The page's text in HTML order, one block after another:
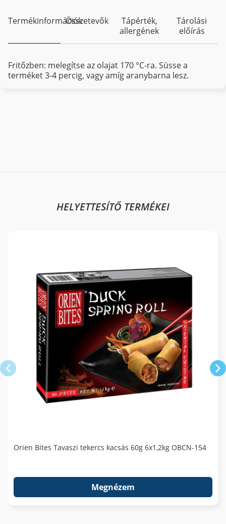
TermékinformációkÖsszetevők
Tápérték,
allergének
Tárolási
előírás
Fritőzben: melegítse az olajat 170 °C-ra. Süsse a
terméket 3-4 percig, vagy amíg aranybarna lesz.
HELYETTESÍTŐ TERMÉKEI
Orien Bites Tavaszi tekercs kacsás 60g 6x1,2kg OBCN-154
Megnézem